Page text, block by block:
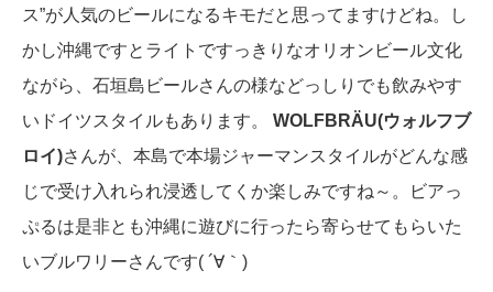
ス”が人気のビールになるキモだと思ってますけどね。し
かし沖縄ですとライトですっきりなオリオンビール文化
ながら、石垣島ビールさんの様などっしりでも飲みやす
いドイツスタイルもあります。 WOLFBRÄU(ウォルフブ
ロイ)さんが、本島で本場ジャーマンスタイルがどんな感
じで受け入れられ浸透してくか楽しみですね～。ビアっ
ぷるは是非とも沖縄に遊びに行ったら寄らせてもらいた
いブルワリーさんです( ´∀｀)